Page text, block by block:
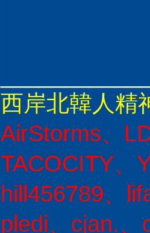
西岸北韓人精
AirStorms、
TACOCITY、
hill456789、
pledi、cjan.